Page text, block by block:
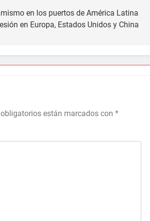
en los puertos de América Latina
en Europa, Estados Unidos y China
están marcados con *